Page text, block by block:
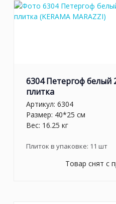
6304 Петергоф белый
плитка
Артикул: 6304
Размер: 40*25 см
Вес: 16.25 кг
Плиток в упаковке: 11 шт
Товар снят с